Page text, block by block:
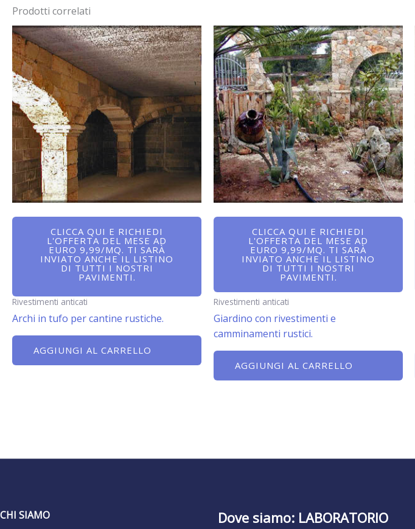
Prodotti correlati
CLICCA QUI E RICHIEDI
L'OFFERTA DEL MESE AD
EURO 9,99/MQ. TI SARÀ
INVIATO ANCHE IL LISTINO
DI TUTTI I NOSTRI
PAVIMENTI.
Rivestimenti anticati
Archi in tufo per cantine rustiche.
AGGIUNGI AL CARRELLO
CLICCA QUI E RICHIEDI
L'OFFERTA DEL MESE AD
EURO 9,99/MQ. TI SARÀ
INVIATO ANCHE IL LISTINO
DI TUTTI I NOSTRI
PAVIMENTI.
Rivestimenti anticati
Giardino con rivestimenti e
camminamenti rustici.
AGGIUNGI AL CARRELLO
CHI SIAMO Dove siamo: LABORATORIO